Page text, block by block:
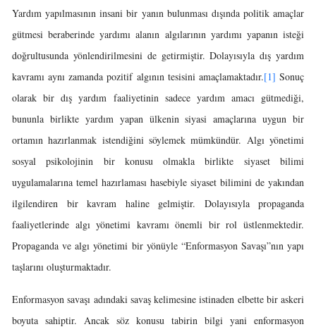
Yardım yapılmasının insani bir yanın bulunması dışında politik amaçlar
gütmesi beraberinde yardımı alanın algılarının yardımı yapanın isteği
doğrultusunda yönlendirilmesini de getirmiştir. Dolayısıyla dış yardım
kavramı aynı zamanda pozitif algının tesisini amaçlamaktadır.[1] Sonuç
olarak bir dış yardım faaliyetinin sadece yardım amacı gütmediği,
bununla birlikte yardım yapan ülkenin siyasi amaçlarına uygun bir
ortamın hazırlanmak istendiğini söylemek mümkündür. Algı yönetimi
sosyal psikolojinin bir konusu olmakla birlikte siyaset bilimi
uygulamalarına temel hazırlaması hasebiyle siyaset bilimini de yakından
ilgilendiren bir kavram haline gelmiştir. Dolayısıyla propaganda
faaliyetlerinde algı yönetimi kavramı önemli bir rol üstlenmektedir.
Propaganda ve algı yönetimi bir yönüyle “Enformasyon Savaşı”nın yapı
taşlarını oluşturmaktadır.
Enformasyon savaşı adındaki savaş kelimesine istinaden elbette bir askeri
boyuta sahiptir. Ancak söz konusu tabirin bilgi yani enformasyon